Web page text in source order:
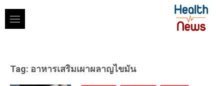
content
Tag: อาหารเสริมเผาผลาญไขมัน